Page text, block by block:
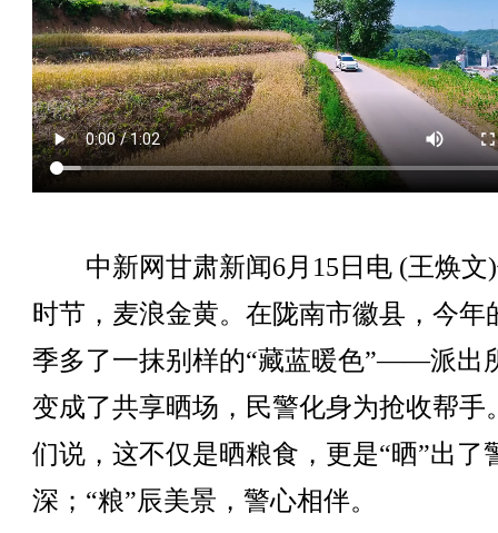
中新网甘肃新闻6月15日电 (王焕文
时节，麦浪金黄。在陇南市徽县，今年
季多了一抹别样的“藏蓝暖色”——派出
变成了共享晒场，民警化身为抢收帮手
们说，这不仅是晒粮食，更是“晒”出了
深；“粮”辰美景，警心相伴。